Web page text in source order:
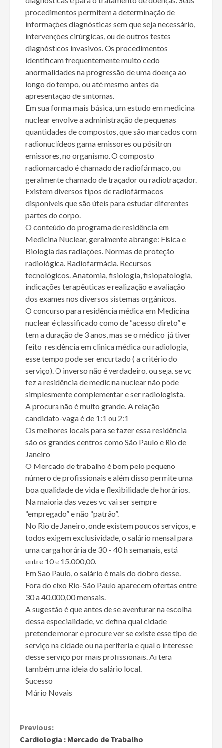
procedimentos permitem a determinação de
informações diagnósticas sem que seja necessário,
intervenções cirúrgicas, ou de outros testes
diagnósticos invasivos. Os procedimentos
identificam frequentemente muito cedo
anormalidades na progressão de uma doença ao
longo do tempo, ou até mesmo antes da
apresentação de sintomas.
Em sua forma mais básica, um estudo em medicina
nuclear envolve a administração de pequenas
quantidades de compostos, que são marcados com
radionuclídeos gama emissores ou pósitron
emissores, no organismo. O composto
radiomarcado é chamado de radiofármaco, ou
geralmente chamado de traçador ou radiotraçador.
Existem diversos tipos de radiofármacos
disponíveis que são úteis para estudar diferentes
partes do corpo.
O conteúdo do programa de residência em
Medicina Nuclear, geralmente abrange: Física e
Biologia das radiações. Normas de proteção
radiológica. Radiofarmácia. Recursos
tecnológicos. Anatomia, fisiologia, fisiopatologia,
indicações terapêuticas e realização e avaliação
dos exames nos diversos sistemas orgânicos.
O concurso para residência médica em Medicina
nuclear é classificado como de “acesso direto” e
tem a duração de 3 anos, mas se o médico já tiver
feito residência em clinica médica ou radiologia,
esse tempo pode ser encurtado ( a critério do
serviço). O inverso não é verdadeiro, ou seja, se vc
fez a residência de medicina nuclear não pode
simplesmente complementar e ser radiologista.
A procura não é muito grande. A relação
candidato-vaga é de 1:1 ou 2:1
Os melhores locais para se fazer essa residência
são os grandes centros como São Paulo e Rio de
Janeiro
O Mercado de trabalho é bom pelo pequeno
número de profissionais e além disso permite uma
boa qualidade de vida e flexibilidade de horários.
Na maioria das vezes vc vai ser sempre
“empregado” e não “patrão”.
No Rio de Janeiro, onde existem poucos serviços, e
todos exigem exclusividade, o salário mensal para
uma carga horária de 30 – 40 h semanais, está
entre 10 e 15.000,00.
Em Sao Paulo, o salário é mais do dobro desse.
Fora do eixo Rio-São Paulo aparecem ofertas entre
30 a 40.000,00 mensais.
A sugestão é que antes de se aventurar na escolha
dessa especialidade, vc defina qual cidade
pretende morar e procure ver se existe esse tipo de
serviço na cidade ou na periferia e qual o interesse
desse serviço por mais profissionais. Aí terá
também uma ideia do salário local.
Sucesso
Mário Novais
Continue
Previous:
Cardiologia : Mercado de Trabalho